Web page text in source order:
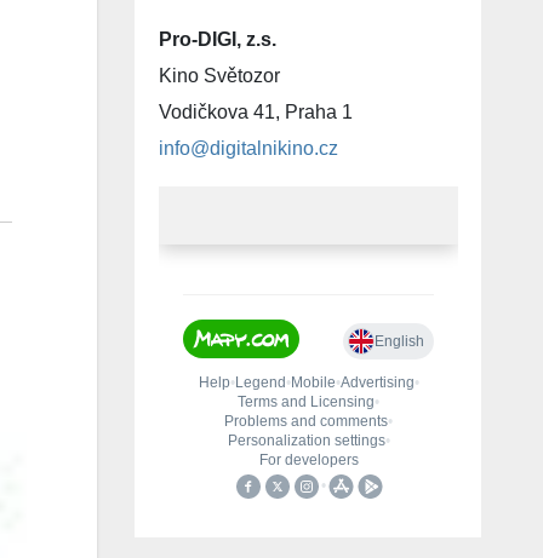
Pro-DIGI, z.s.
Kino Světozor
Vodičkova 41, Praha 1
info@digitalnikino.cz